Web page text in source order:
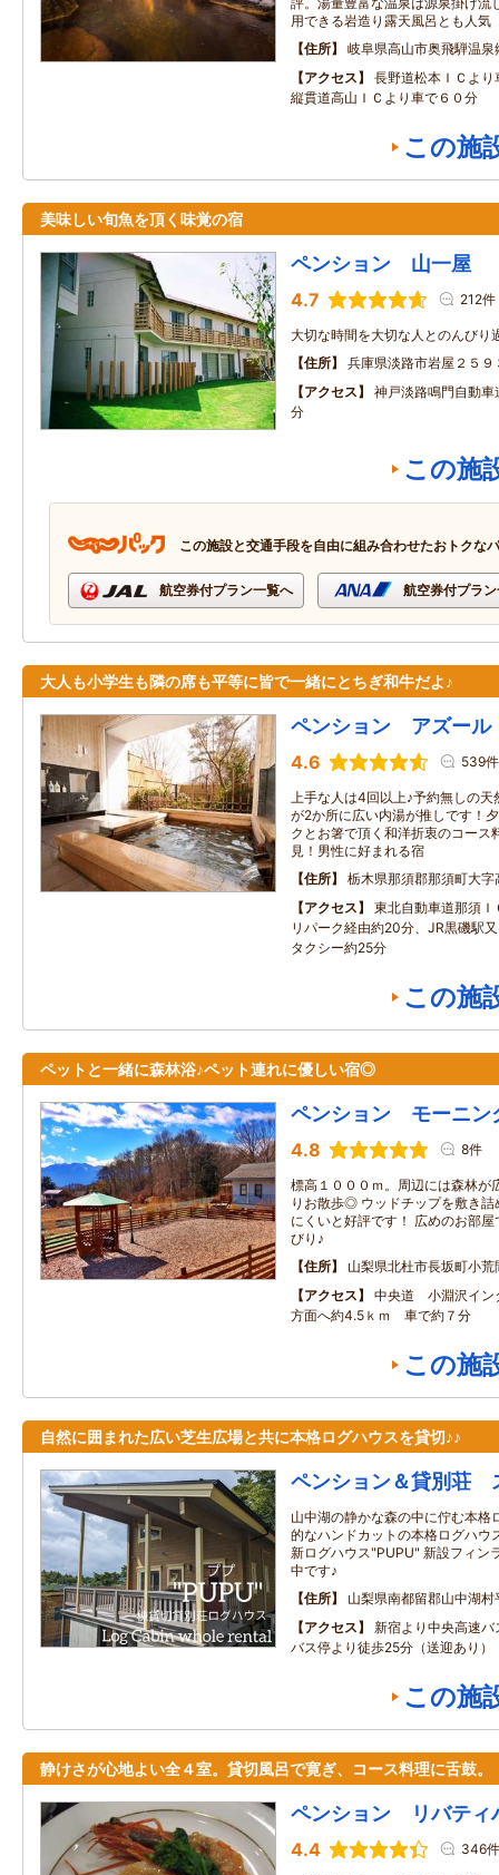
用できる岩造り露天風呂とも人気
住所
岐阜県高山市奥飛騨温泉
アクセス
長野道松本ＩＣよ
縦貫道高山ＩＣより車で６０分
この施
美味しい旬魚を頂く味覚の宿
ペンション 山一屋
4.7 212件
大切な時間を大切な人とのんびり
住所
兵庫県淡路市岩屋２５９
アクセス
神戸淡路鳴門自動
分
この施
この施設と交通手段を自由に組み合わせたおトクな
航空券付プラン一覧へ 航空券付プラ
大人も小学生も隣の席も平等に皆で一緒にとちぎ和牛だよ♪
ペンション アズール
4.6 539件
上手な人は4回以上♪予約無しの
が2か所に広い内湯が推しです！
クとお箸で頂く和洋折衷のコース
見！男性に好まれる宿
住所
栃木県那須郡那須町大
アクセス
東北自動車道那須
リパーク経由約20分、JR黒磯駅
タクシー約25分
この施
ペットと一緒に森林浴♪ペット連れに優しい宿◎
ペンション モーニン
4.8 8件
標高１０００ｍ。周辺には森林が
りお散歩◎ ウッドチップを敷き
にくいと好評です！ 広めのお部
びり♪
住所
山梨県北杜市長坂町小荒
アクセス
中央道 小淵沢イン
方面へ約4.5ｋｍ 車で約７分
この施
自然に囲まれた広い芝生広場と共に本格ログハウスを貸切♪♪
ペンション＆貸別荘
山中湖の静かな森の中に佇む本格
的なハンドカットの本格ログハウ
新ログハウス"PUPU" 新設フィン
中です♪
住所
山梨県南都留郡山中湖
アクセス
新宿より中央高速
バス停より徒歩25分（送迎あり）
この施
静けさが心地よい全４室。貸切風呂で寛ぎ、コース料理に舌鼓。
ペンション リバティ
4.4 346件